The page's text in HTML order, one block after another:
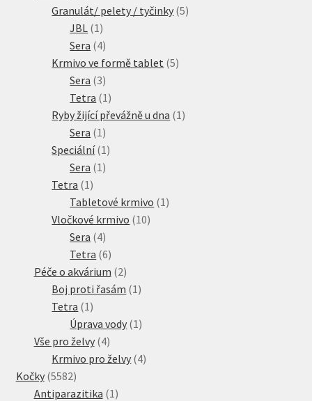
produktů
Granulát/ pelety / tyčinky 55
JBL 1 1
produkt
Sera 44
produkty
Krmivo ve formě tablet 55
Sera 33
produkty
Tetra 1 1
produkt
Ryby žijící převážně u dna 1 1
Sera 1 1
produkt
Speciální 1 1
Sera 1 1
Tetra 1 1
produkt
Tabletové krmivo 1 1
Vločkové krmivo 1010
Sera 44
produkty
Tetra 66
produktů
Péče o akvárium 22
produkty
Boj proti řasám 1 1
Tetra 1 1
produkt
Úprava vody 1 1
Vše pro želvy 44
produkty
Krmivo pro želvy 44
Kočky 55825582
produktů
Antiparazitika 1 1